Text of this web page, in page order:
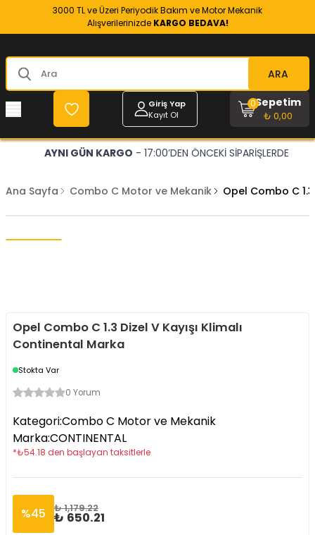
3000 TL ve Üzeri Periyodik Bakım ve Motor Mekanik
Alışverilerinizde KARGO BEDAVA!
ARA
Giriş Yap
Kayıt Ol
Sepetim
₺ 0,00
0
AYNI GÜN KARGO - 17:00’DEN ÖNCEKİ SİPARİŞLERDE
Ana Sayfa Combo C Motor ve Mekanik Opel Combo C
Opel Combo C 1.3 Dizel V Kayışı Klimalı
Continental Marka
Stokta Var
0 Yorum
Kategori:Combo C Motor ve Mekanik
Marka:CONTINENTAL
*₺54.18 den başlayan taksitlerle
%45 ₺ 1,179.22
₺ 650.21